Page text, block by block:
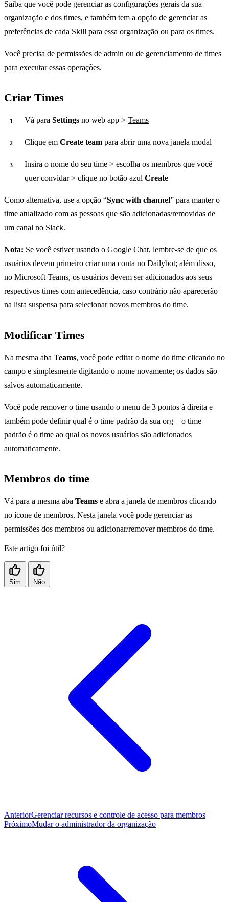
Saiba que você pode gerenciar as configurações gerais da sua
organização e dos times, e também tem a opção de gerenciar as
preferências de cada Skill para essa organização ou para os times.
Você precisa de permissões de admin ou de gerenciamento de times
para executar essas operações.
Criar Times
Vá para Settings no web app > Teams
Clique em Create team para abrir uma nova janela modal
Insira o nome do seu time > escolha os membros que você
quer convidar > clique no botão azul Create
Como alternativa, use a opção “Sync with channel” para manter o
time atualizado com as pessoas que são adicionadas/removidas de
um canal no Slack.
Nota: Se você estiver usando o Google Chat, lembre-se de que os
usuários devem primeiro criar uma conta no Dailybot; além disso,
no Microsoft Teams, os usuários devem ser adicionados aos seus
respectivos times com antecedência, caso contrário não aparecerão
na lista suspensa para selecionar novos membros do time.
Modificar Times
Na mesma aba Teams, você pode editar o nome do time clicando no
campo e simplesmente digitando o nome novamente; os dados são
salvos automaticamente.
Você pode remover o time usando o menu de 3 pontos à direita e
também pode definir qual é o time padrão da sua org – o time
padrão é o time ao qual os novos usuários são adicionados
automaticamente.
Membros do time
Vá para a mesma aba Teams e abra a janela de membros clicando
no ícone de membros. Nesta janela você pode gerenciar as
permissões dos membros ou adicionar/remover membros do time.
Este artigo foi útil?
Sim Não
AnteriorGerenciar recursos e controle de acesso para membros
PróximoMudar o administrador da organização